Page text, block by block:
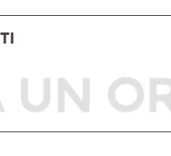
UN